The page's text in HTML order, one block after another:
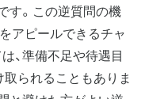
す。この逆質問の機
アピールできるチャ
、準備不足や待遇目
られることもありま